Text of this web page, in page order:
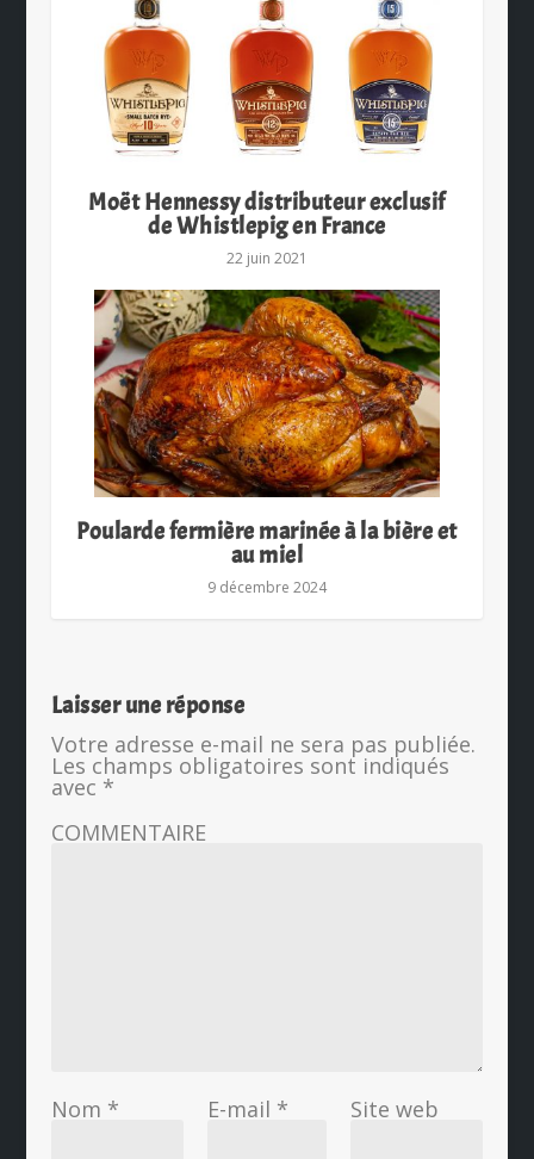
Moët Hennessy distributeur exclusif
de Whistlepig en France
22 juin 2021
Poularde fermière marinée à la bière et
au miel
9 décembre 2024
Laisser une réponse
Votre adresse e-mail ne sera pas publiée.
Les champs obligatoires sont indiqués
avec *
COMMENTAIRE
Nom * E-mail * Site web